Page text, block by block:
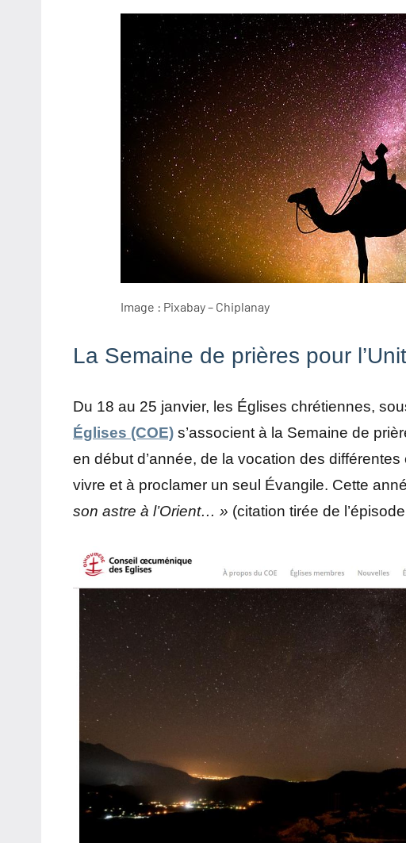
Image : Pixabay – Chiplanay
La Semaine de prières pour
Du 18 au 25 janvier, les Églises chrétiennes,
Églises (COE) s’associent à la Semaine de
en début d’année, de la vocation des
vivre et à proclamer un seul Évangile. Cette
son astre à l’Orient… » (citation tirée de